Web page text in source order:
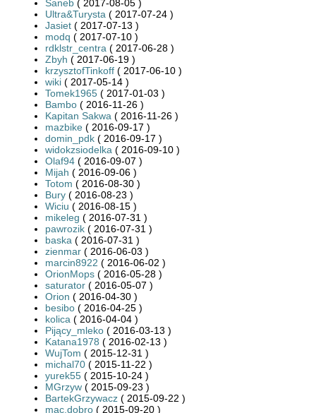
Saneb ( 2017-08-05 )
Ultra&Turysta ( 2017-07-24 )
Jasiet ( 2017-07-13 )
modq ( 2017-07-10 )
rdklstr_centra ( 2017-06-28 )
Zbyh ( 2017-06-19 )
krzysztofTinkoff ( 2017-06-10 )
wiki ( 2017-05-14 )
Tomek1965 ( 2017-01-03 )
Bambo ( 2016-11-26 )
Kapitan Sakwa ( 2016-11-26 )
mazbike ( 2016-09-17 )
domin_pdk ( 2016-09-17 )
widokzsiodelka ( 2016-09-10 )
Olaf94 ( 2016-09-07 )
Mijah ( 2016-09-06 )
Totom ( 2016-08-30 )
Bury ( 2016-08-23 )
Wiciu ( 2016-08-15 )
mikeleg ( 2016-07-31 )
pawrozik ( 2016-07-31 )
baska ( 2016-07-31 )
zienmar ( 2016-06-03 )
marcin8922 ( 2016-06-02 )
OrionMops ( 2016-05-28 )
saturator ( 2016-05-07 )
Orion ( 2016-04-30 )
besibo ( 2016-04-25 )
kolica ( 2016-04-04 )
Pijący_mleko ( 2016-03-13 )
Katana1978 ( 2016-02-13 )
WujTom ( 2015-12-31 )
michal70 ( 2015-11-22 )
yurek55 ( 2015-10-24 )
MGrzyw ( 2015-09-23 )
BartekGrzywacz ( 2015-09-22 )
mac.dobro ( 2015-09-20 )